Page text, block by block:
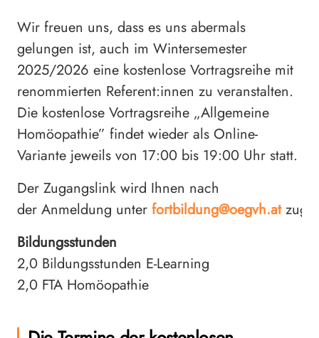
Wir freuen uns, dass es uns abermals
gelungen ist, auch im Wintersemester
2025/2026 eine kostenlose Vortragsreihe mit
renommierten Referent:innen zu veranstalten.
Die kostenlose Vortragsreihe „Allgemeine
Homöopathie” findet wieder als Online-
Variante jeweils von 17:00 bis 19:00 Uhr statt.
Der Zugangslink wird Ihnen nach
der Anmeldung unter fortbildung@oegvh.at
Bildungsstunden
2,0 Bildungsstunden E-Learning
2,0 FTA Homöopathie